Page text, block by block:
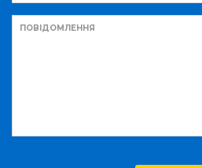
ПОВІДОМЛЕННЯ